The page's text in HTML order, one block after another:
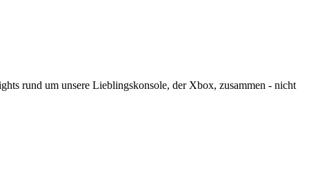
rund um unsere Lieblingskonsole, der Xbox, zusammen - nicht